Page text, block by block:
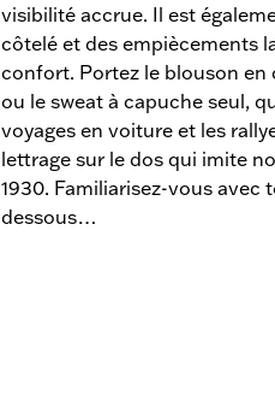
visibilité accrue. Il est
côtelé et des empiècements
confort. Portez le blouson en
ou le sweat à capuche seul,
voyages en voiture et les
lettrage sur le dos qui imite
1930. Familiarisez-vous avec
dessous…